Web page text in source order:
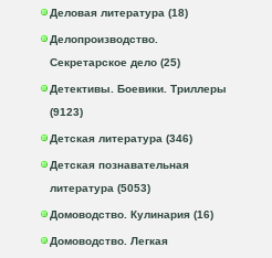
Деловая литература (18)
Делопроизводство.
Секретарское дело (25)
Детективы. Боевики. Триллеры
(9123)
Детская литература (346)
Детская познавательная
литература (5053)
Домоводство. Кулинария (16)
Домоводство. Легкая